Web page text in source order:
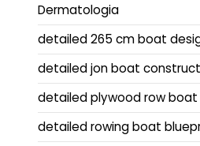
Dermatologia
detailed 265 cm boat
detailed jon boat
detailed plywood row boat
detailed rowing boat